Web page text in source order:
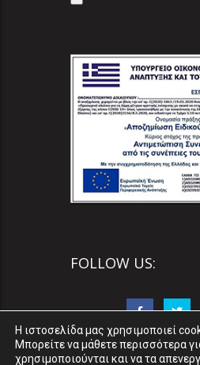
FOLLOW US:
Η ιστοσελίδα μας χρησιμοποιεί
Μπορείτε να μάθετε περισσότερα
χρησιμοποιούνται και να τα